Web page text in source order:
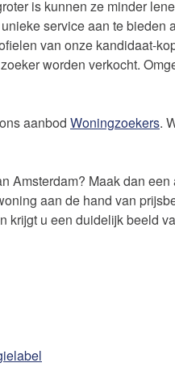
is kunnen ze minder
service aan te bieden
van onze kandidaat-
worden verkocht.
aanbod Woningzoekers.
Amsterdam? Maak dan een
aan de hand van
krijgt u een duidelijk beeld